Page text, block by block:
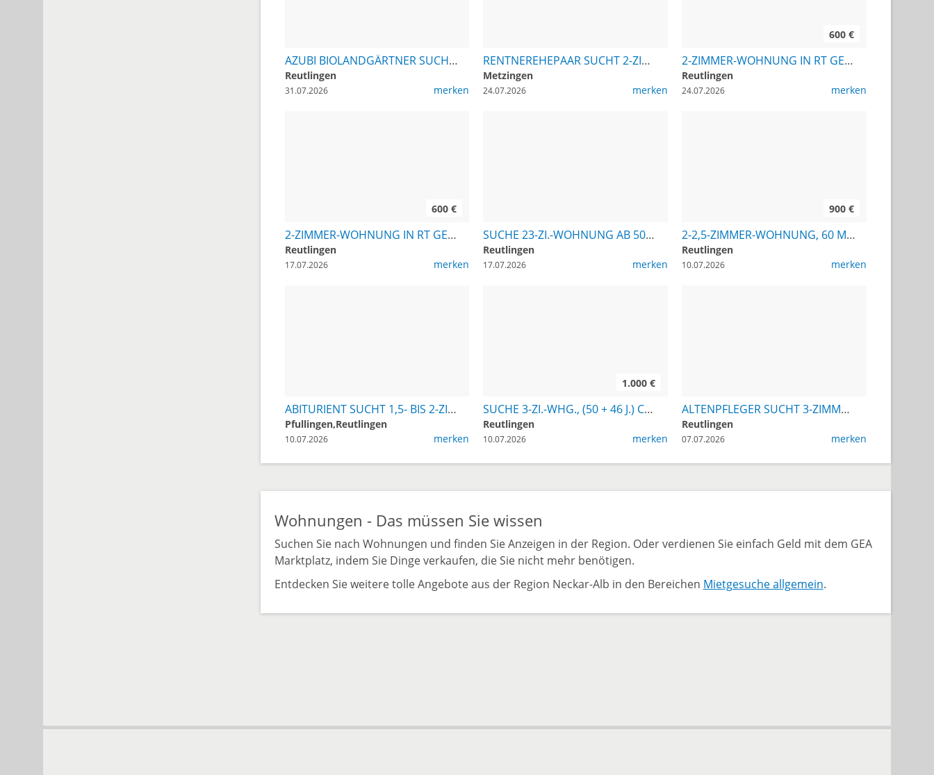
AZUBI BIOLANDGÄRTNER SUCHT 1-2-ZIMMER-WOHNUNG IN RT
Reutlingen
31.07.2026 merken
RENTNEREHEPAAR SUCHT 2-ZIMMER-EG-WOHNUNG RAUM METZINGEN
Metzingen
24.07.2026 merken
2-ZIMMER-WOHNUNG IN RT GESUCHT, MIETE 600
600 €
Reutlingen
24.07.2026 merken
2-ZIMMER-WOHNUNG IN RT GESUCHT, MIETE 600
600 €
Reutlingen
17.07.2026 merken
SUCHE 23-ZI.-WOHNUNG AB 50 M² IN RT/UMGEBUNG
Reutlingen
17.07.2026 merken
2-2,5-ZIMMER-WOHNUNG, 60 M², RT UND UMGEBUNG GESUCHT
900 €
Reutlingen
10.07.2026 merken
ABITURIENT SUCHT 1,5- BIS 2-ZIMMER-WOHNUNG IN RT/PFULLINGEN
Pfullingen,Reutlingen
10.07.2026 merken
SUCHE 3-ZI.-WHG., (50 + 46 J.) CA. 60 M², IM LK RT, RUHIGE LAGE, EG, AB SOFORT, KM MAX. 1.000 . TEL. 0162-8264339
1.000 €
Reutlingen
10.07.2026 merken
ALTENPFLEGER SUCHT 3-ZIMMER-WOHNUNG IN REUTLINGEN
Reutlingen
07.07.2026 merken
Wohnungen - Das müssen Sie wissen
Suchen Sie nach Wohnungen und finden Sie Anzeigen in der Region. Oder verdienen Sie einfach Geld mit dem GEA
Marktplatz, indem Sie Dinge verkaufen, die Sie nicht mehr benötigen.
Entdecken Sie weitere tolle Angebote aus der Region Neckar-Alb in den Bereichen Mietgesuche allgemein.
nach